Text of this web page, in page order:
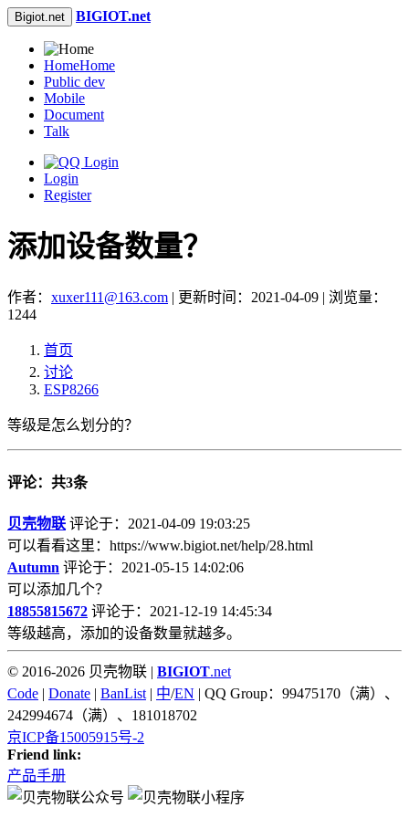
Bigiot.net BIGIOT.net
HomeHome
Public dev
Mobile
Document
Talk
Login
Register
添加设备数量？
作者： xuxer111@163.com | 更新时间：2021-04-09 | 浏览量：
1244
首页
讨论
ESP8266
等级是怎么划分的？
评论：共3条
贝壳物联 评论于：2021-04-09 19:03:25
可以看看这里：https://www.bigiot.net/help/28.html
Autumn 评论于：2021-05-15 14:02:06
可以添加几个？
18855815672 评论于：2021-12-19 14:45:34
等级越高，添加的设备数量就越多。
© 2016-2026 贝壳物联 | BIGIOT.net
Code | Donate | BanList| 中/EN | QQ Group：99475170（满）、
242994674（满）、181018702
京ICP备15005915号-2
Friend link:
产品手册